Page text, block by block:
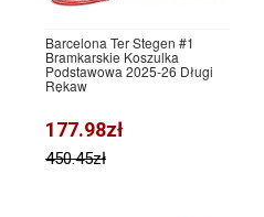
Barcelona Ter Stegen #1
Bramkarskie Koszulka
Podstawowa 2025-26 Długi
Rękaw
177.98zł
450.45zł